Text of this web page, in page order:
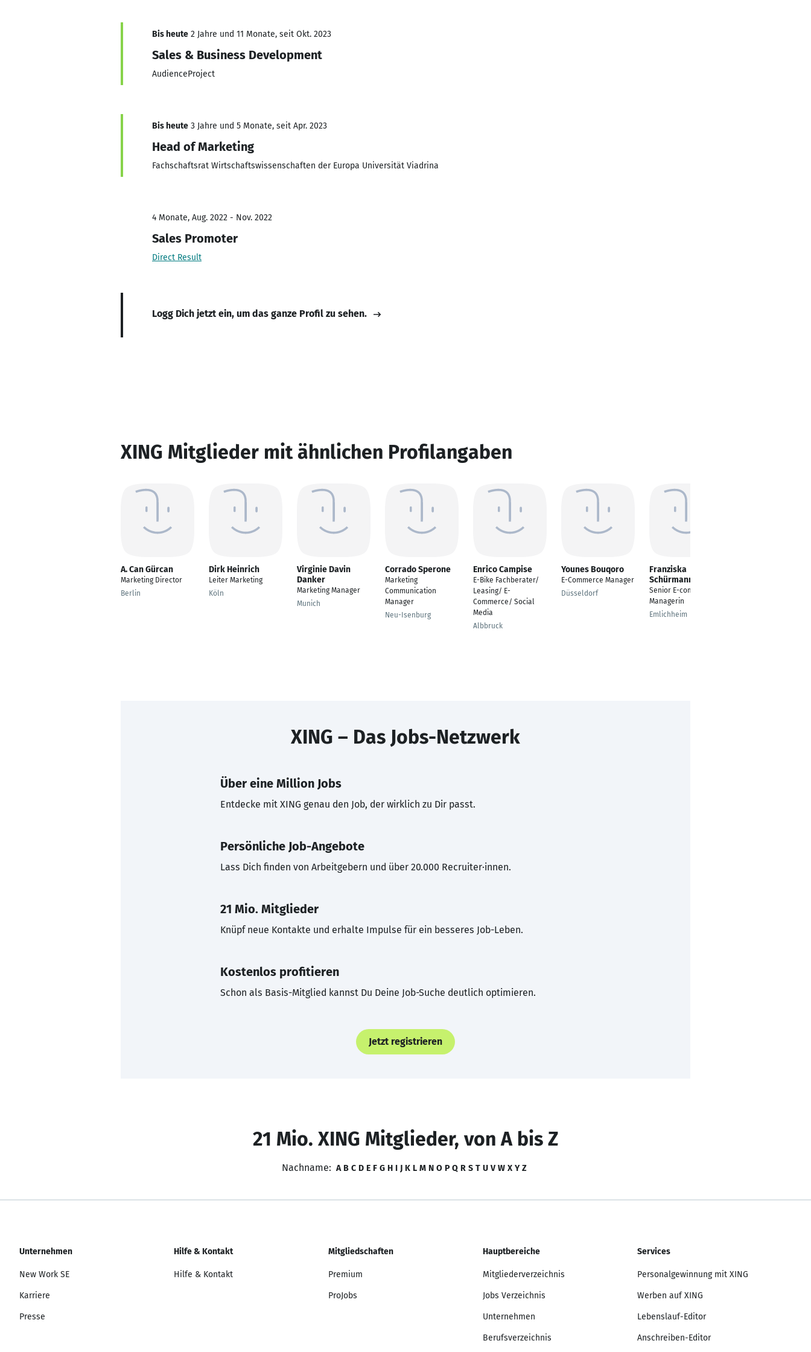
Bis heute 2 Jahre und 11 Monate, seit Okt. 2023
Sales & Business Development
AudienceProject
Bis heute 3 Jahre und 5 Monate, seit Apr. 2023
Head of Marketing
Fachschaftsrat Wirtschaftswissenschaften der Europa Universität Viadrina
4 Monate, Aug. 2022 - Nov. 2022
Sales Promoter
Direct Result
Logg Dich jetzt ein, um das ganze Profil zu sehen.
XING Mitglieder mit ähnlichen Profilangaben
A. Can Gürcan
Marketing Director
Berlin
Dirk Heinrich
Leiter Marketing
Köln
Virginie Davin
Danker
Marketing Manager
Munich
Corrado Sperone
Marketing
Communication
Manager
Neu-Isenburg
Enrico Campise
E-Bike Fachberater/
Leasing/ E-
Commerce/ Social
Media
Albbruck
Younes Bouqoro
E-Commerce Manager
Düsseldorf
Franziska
Schürmann
Senior E-commmerce
Managerin
Emlichheim
XING – Das Jobs-Netzwerk
Über eine Million Jobs
Entdecke mit XING genau den Job, der wirklich zu Dir passt.
Persönliche Job-Angebote
Lass Dich finden von Arbeitgebern und über 20.000 Recruiter·innen.
21 Mio. Mitglieder
Knüpf neue Kontakte und erhalte Impulse für ein besseres Job-Leben.
Kostenlos profitieren
Schon als Basis-Mitglied kannst Du Deine Job-Suche deutlich optimieren.
Jetzt registrieren
21 Mio. XING Mitglieder, von A bis Z
Nachname: A B C D E F G H I J K L M N O P Q R S T U V W X Y Z
Unternehmen
New Work SE
Karriere
Presse
Hilfe & Kontakt
Hilfe & Kontakt
Mitgliedschaften
Premium
ProJobs
Hauptbereiche
Mitgliederverzeichnis
Jobs Verzeichnis
Unternehmen
Berufsverzeichnis
Services
Personalgewinnung mit XING
Werben auf XING
Lebenslauf-Editor
Anschreiben-Editor